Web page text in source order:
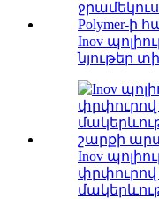
Inov
նյութեր
Inov
փրփուրով